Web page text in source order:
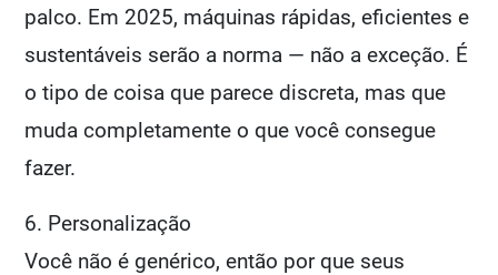
palco. Em 2025, máquinas rápidas, eficientes e
sustentáveis serão a norma — não a exceção. É
o tipo de coisa que parece discreta, mas que
muda completamente o que você consegue
fazer.
6. Personalização
Você não é genérico, então por que seus